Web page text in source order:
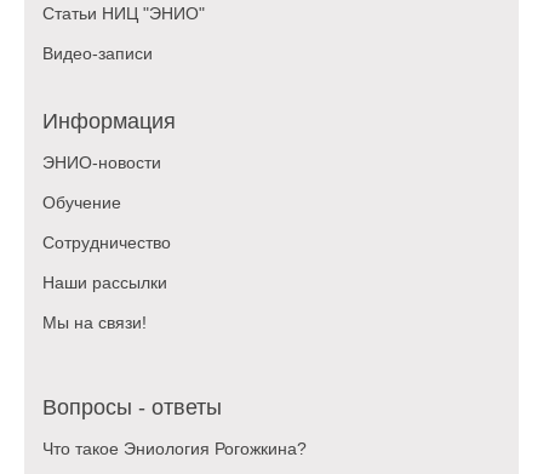
Статьи НИЦ "ЭНИО"
Видео-записи
Информация
ЭНИО-новости
Обучение
Сотрудничество
Наши рассылки
Мы на связи!
Вопросы - ответы
Что такое Эниология Рогожкина?